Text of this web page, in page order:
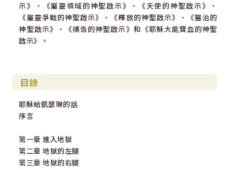
示》、《屬靈領域的神聖啟示》、《天使的神聖啟示》、
《屬靈爭戰的神聖啟示》、《釋放的神聖啟示》、《醫治的
神聖啟示》、《禱告的神聖啟示》和《耶穌大能寶血的神聖
啟示》。
目錄
耶穌給凱瑟琳的話
序言
第一章 進入地獄
第二章 地獄的左腿
第三章 地獄的右腿